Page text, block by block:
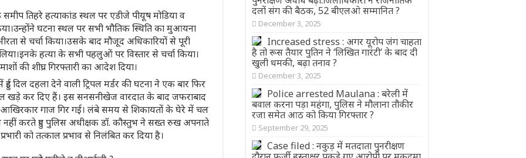
तिहरे हत्याकांड स्थल पर एडीजे पीयूष मोडिया व
घटना स्थल पर सभी भौतिक स्थिति का मुआयना
से चर्चा किया।उसके बाद मौजूद अधिकारियों से पूरी
हत्या के सभी पहलुओं पर विस्तार से चर्चा किया।
की शीघ्र गिरफ्तारी का आदेश दिया।
दिल दहला देने वाली ट्रिपल मर्डर की घटना ने एक बार फिर
खड़े कर दिए हैं। इस सनसनीखेज वारदात के बाद जफराबाद
आखिरकार गाज गिर गई। लंबे समय से शिकायतों के घेरे में चल
नहीं करते हुए पुलिस अधीक्षक डॉ. कौस्तुभ ने सख्त रुख अपनाते
को तत्काल प्रभाव से निलंबित कर दिया है।
दलों संग की बैठक, 52 बीएलओ सम्मानित ?
December 3, 2025
Increased stress : अगर यूरोप जंग चाहता
है तो रूस तैयार पुतिन ने ‘लिखित गारंटी’ के बाद दी
खुली धमकी, बढ़ा तनाव ?
December 3, 2025
Police arrested Maulana : बरेली में
बवाल करना पड़ा महंगा, पुलिस ने मौलाना तौकीर
रजा समेत आठ को किया गिरफ्तार ?
September 29, 2025
Case filed : नकुड़ में मतदाता पुनरीक्षण